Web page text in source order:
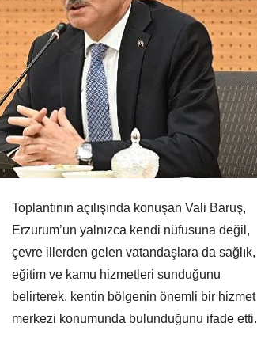
Toplantının açılışında konuşan Vali Baruş,
Erzurum’un yalnızca kendi nüfusuna değil,
çevre illerden gelen vatandaşlara da sağlık,
eğitim ve kamu hizmetleri sunduğunu
belirterek, kentin bölgenin önemli bir hizmet
merkezi konumunda bulunduğunu ifade etti.